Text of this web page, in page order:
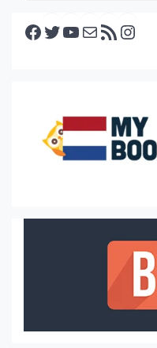
Facebook Twitter YouTube E-mail RSS feed